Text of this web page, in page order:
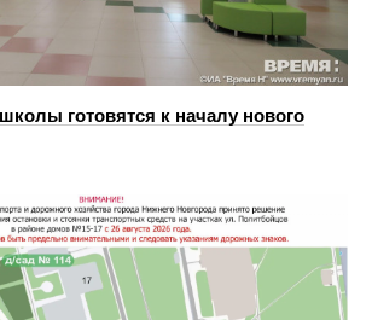
готовятся к началу нового